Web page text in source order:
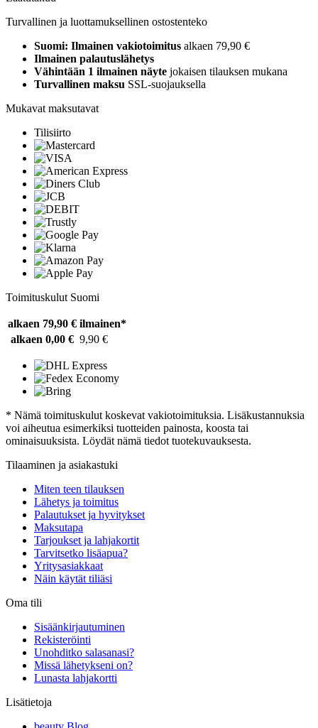
Turvallinen ja luottamuksellinen ostostenteko
Suomi: Ilmainen vakiotoimitus alkaen 79,90 €
Ilmainen palautuslähetys
Vähintään 1 ilmainen näyte jokaisen tilauksen mukana
Turvallinen maksu SSL-suojauksella
Mukavat maksutavat
Tilisiirto
Toimituskulut Suomi
alkaen 79,90 € ilmainen*
alkaen 0,00 € 9,90 €
* Nämä toimituskulut koskevat vakiotoimituksia. Lisäkustannuksia
voi aiheutua esimerkiksi tuotteiden painosta, koosta tai
ominaisuuksista. Löydät nämä tiedot tuotekuvauksesta.
Tilaaminen ja asiakastuki
Miten teen tilauksen
Lähetys ja toimitus
Palautukset ja hyvitykset
Maksutapa
Tarjoukset ja lahjakortit
Tarvitsetko lisäapua?
Yritysasiakkaat
Näin käytät tiliäsi
Oma tili
Sisäänkirjautuminen
Rekisteröinti
Unohditko salasanasi?
Missä lähetykseni on?
Lunasta lahjakortti
Lisätietoja